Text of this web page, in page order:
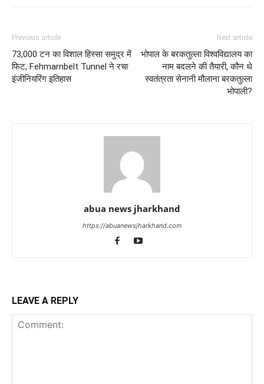
Previous article
73,000 टन का विशाल हिस्सा समुद्र में
फिट, Fehmarnbelt Tunnel ने रचा
इंजीनियरिंग इतिहास
Next article
भोपाल के बरकतुल्ला विश्वविद्यालय का
नाम बदलने की तैयारी, कौन थे
स्वतंत्रता सेनानी मौलाना बरकतुल्ला
भोपाली?
abua news jharkhand
https://abuanewsjharkhand.com
LEAVE A REPLY